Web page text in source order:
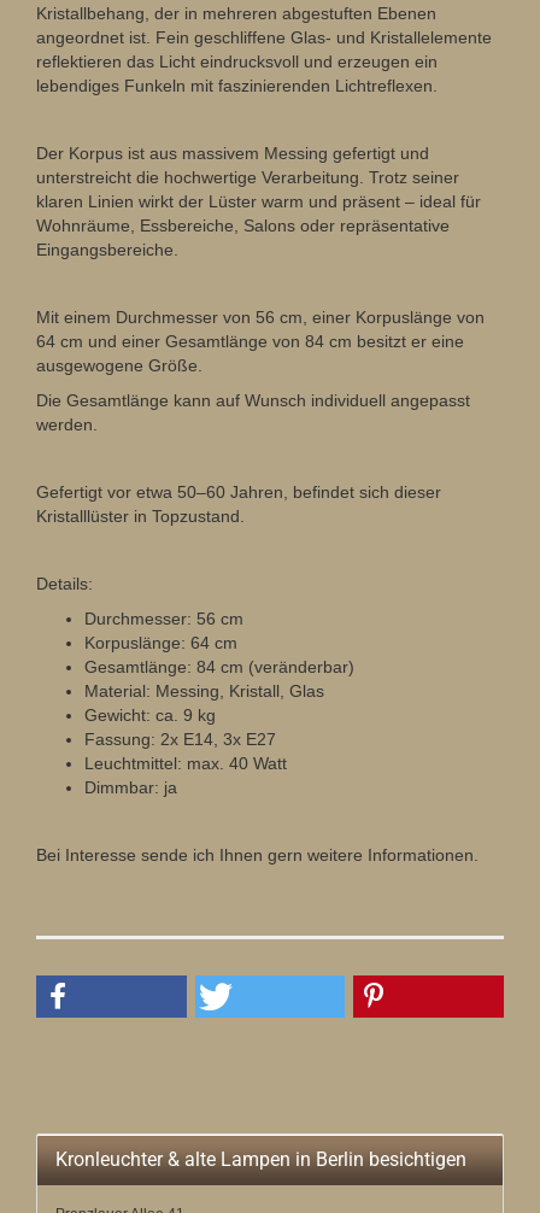
Kristallbehang, der in mehreren abgestuften Ebenen
angeordnet ist. Fein geschliffene Glas- und Kristallelemente
reflektieren das Licht eindrucksvoll und erzeugen ein
lebendiges Funkeln mit faszinierenden Lichtreflexen.
Der Korpus ist aus massivem Messing gefertigt und
unterstreicht die hochwertige Verarbeitung. Trotz seiner
klaren Linien wirkt der Lüster warm und präsent – ideal für
Wohnräume, Essbereiche, Salons oder repräsentative
Eingangsbereiche.
Mit einem Durchmesser von 56 cm, einer Korpuslänge von
64 cm und einer Gesamtlänge von 84 cm besitzt er eine
ausgewogene Größe.
Die Gesamtlänge kann auf Wunsch individuell angepasst
werden.
Gefertigt vor etwa 50–60 Jahren, befindet sich dieser
Kristalllüster in Topzustand.
Details:
Durchmesser: 56 cm
Korpuslänge: 64 cm
Gesamtlänge: 84 cm (veränderbar)
Material: Messing, Kristall, Glas
Gewicht: ca. 9 kg
Fassung: 2x E14, 3x E27
Leuchtmittel: max. 40 Watt
Dimmbar: ja
Bei Interesse sende ich Ihnen gern weitere Informationen.
Kronleuchter & alte Lampen in Berlin besichtigen